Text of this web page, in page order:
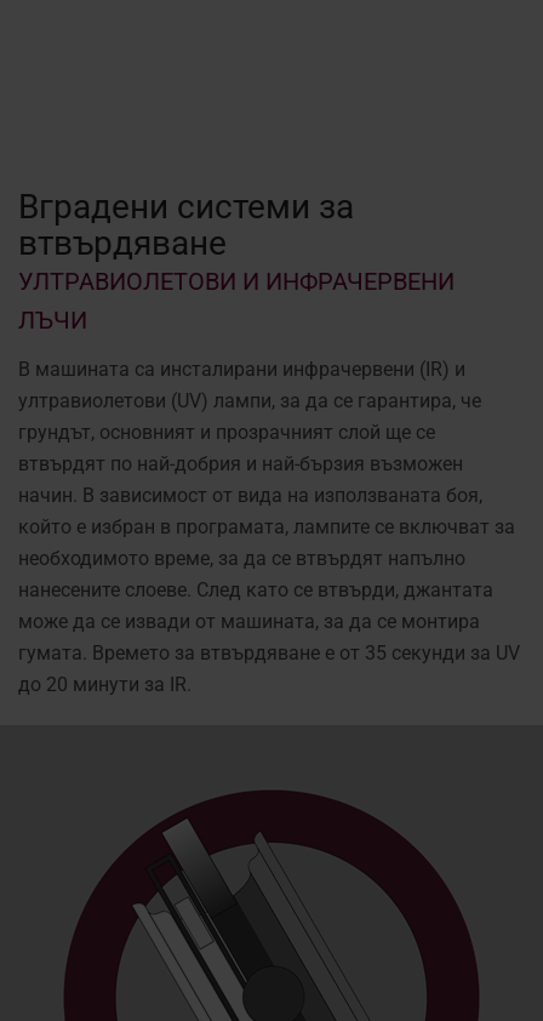
Вградени системи за
втвърдяване
УЛТРАВИОЛЕТОВИ И ИНФРАЧЕРВЕНИ
ЛЪЧИ
В машината са инсталирани инфрачервени (IR) и
ултравиолетови (UV) лампи, за да се гарантира, че
грундът, основният и прозрачният слой ще се
втвърдят по най-добрия и най-бързия възможен
начин. В зависимост от вида на използваната боя,
който е избран в програмата, лампите се включват за
необходимото време, за да се втвърдят напълно
нанесените слоеве. След като се втвърди, джантата
може да се извади от машината, за да се монтира
гумата. Времето за втвърдяване е от 35 секунди за UV
до 20 минути за IR.